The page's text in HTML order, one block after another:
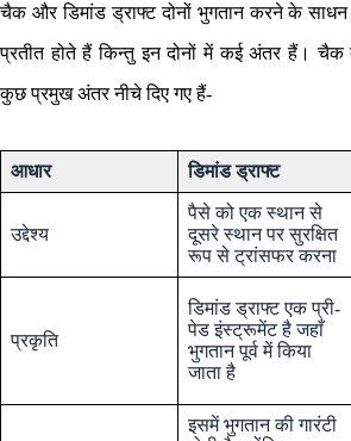
चैक और डिमांड ड्राफ्ट दोनों भुगतान करने के साधन
प्रतीत होते हैं किन्तु इन दोनों में कई अंतर हैं। चैक
कुछ प्रमुख अंतर नीचे दिए गए हैं-
आधार डिमांड ड्राफ्ट
उद्देश्य
पैसे को एक स्थान से
दूसरे स्थान पर सुरक्षित
रूप से ट्रांसफर करना
प्रकृति
डिमांड ड्राफ्ट एक प्री-
पेड इंस्ट्रूमेंट है जहाँ
भुगतान पूर्व में किया
जाता है
इसमें भुगतान की गारंटी